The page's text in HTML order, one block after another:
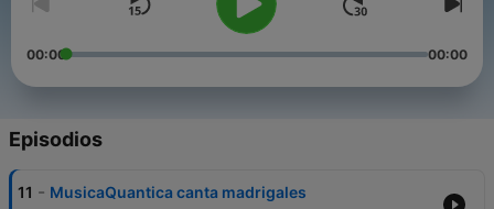
00:00 00:00
Episodios
11 - MusicaQuantica canta madrigales